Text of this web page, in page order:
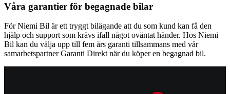
Våra garantier för begagnade bilar
För Niemi Bil är ett tryggt bilägande att du som kund kan få den
hjälp och support som krävs ifall något oväntat händer. Hos Niemi
Bil kan du välja upp till fem års garanti tillsammans med vår
samarbetspartner Garanti Direkt när du köper en begagnad bil.